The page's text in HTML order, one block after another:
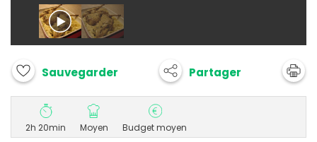
Sauvegarder Partager
2h 20min Moyen Budget moyen